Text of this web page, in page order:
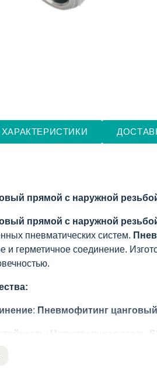
ХАРАКТЕРИСТИКИ
прямой с наружной
прямой с наружной
пневматических систем.
и герметичное соединение.
: Пневмофитинг
Нержавеющая сталь